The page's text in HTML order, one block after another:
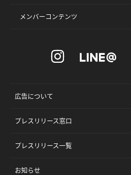
メンバーコンテンツ
広告について
プレスリリース窓口
プレスリリース一覧
お知らせ